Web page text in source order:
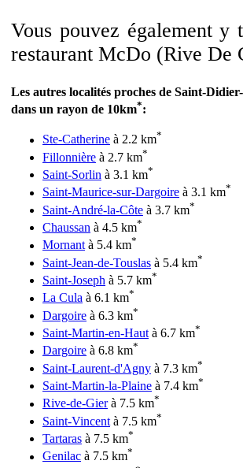
Vous pouvez également y
restaurant McDo (Rive De
Les autres localités proches de Saint-
dans un rayon de 10km*:
Ste-Catherine à 2.2 km*
Fillonnière à 2.7 km*
Saint-Sorlin à 3.1 km*
Saint-Maurice-sur-Dargoire à 3.1 km*
Saint-André-la-Côte à 3.7 km*
Chaussan à 4.5 km*
Mornantà 5.4 km*
Saint-Jean-de-Touslas à 5.4 km*
Saint-Joseph à 5.7 km*
La Cula à 6.1 km*
Dargoire à 6.3 km*
Saint-Martin-en-Haut à 6.7 km*
Dargoire à 6.8 km*
Saint-Laurent-d'Agny à 7.3 km*
Saint-Martin-la-Plaine à 7.4 km*
Rive-de-Gierà 7.5 km*
Saint-Vincent à 7.5 km*
Tartaras à 7.5 km*
Genilac à 7.5 km*